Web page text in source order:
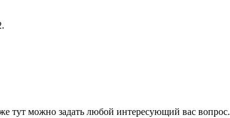
тут можно задать любой интересующий вас вопрос.